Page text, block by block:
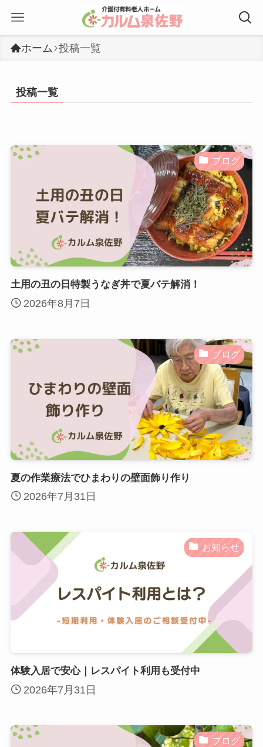
ホーム 投稿一覧
投稿一覧
ブログ
土用の丑の日特製うなぎ丼で夏バテ解消！
2026年8月7日
ブログ
夏の作業療法でひまわりの壁面飾り作り
2026年7月31日
お知らせ
体験入居で安心｜レスパイト利用も受付中
2026年7月31日
ブログ